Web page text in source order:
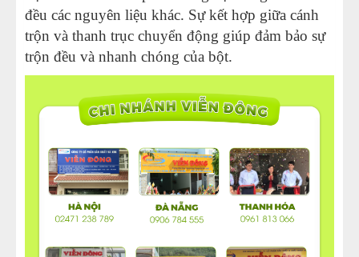
đều các nguyên liệu khác. Sự kết hợp giữa cánh
trộn và thanh trục chuyển động giúp đảm bảo sự
trộn đều và nhanh chóng của bột.